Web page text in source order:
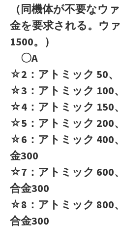
（同機体が不要なウ
金を要求される。ウ
1500。）
〇A
☆2：アトミック 50
☆3：アトミック 100
☆4：アトミック 150
☆5：アトミック 200
☆6：アトミック 400
金300
☆7：アトミック 600
合金300
☆8：アトミック 800
合金300